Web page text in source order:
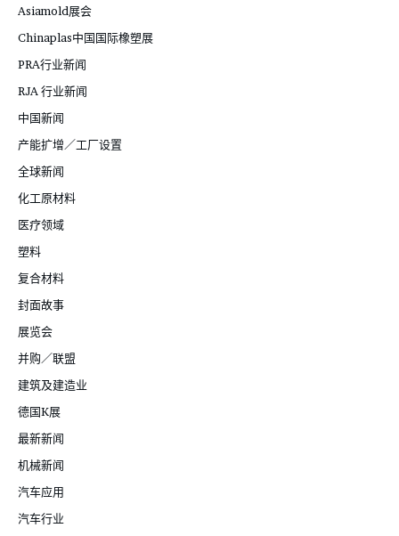
Asiamold展会
Chinaplas中国国际橡塑展
PRA行业新闻
RJA 行业新闻
中国新闻
产能扩增／工厂设置
全球新闻
化工原材料
医疗领域
塑料
复合材料
封面故事
展览会
并购／联盟
建筑及建造业
德国K展
最新新闻
机械新闻
汽车应用
汽车行业